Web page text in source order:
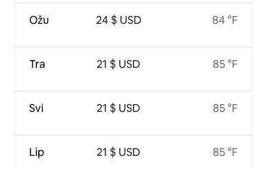
Ožu
Tra
Svi
Lip
24 $ USD
21 $ USD
21 $ USD
21 $ USD
84 °F
85 °F
85 °F
85 °F